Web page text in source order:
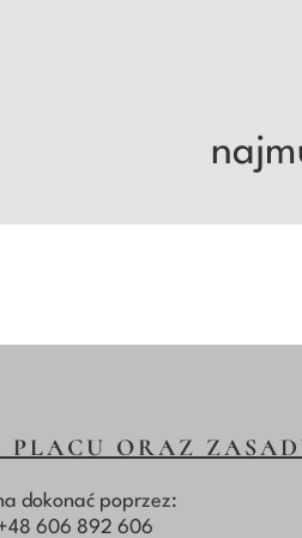
PLACU ORAZ
dokonać poprzez:
606 892 606